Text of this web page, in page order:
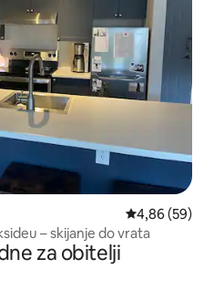
Prosječna
4,86 (59)
– skijanje do vrata
za obitelji